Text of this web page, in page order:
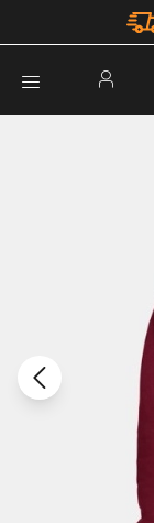
Şifremi Unuttum
Parola